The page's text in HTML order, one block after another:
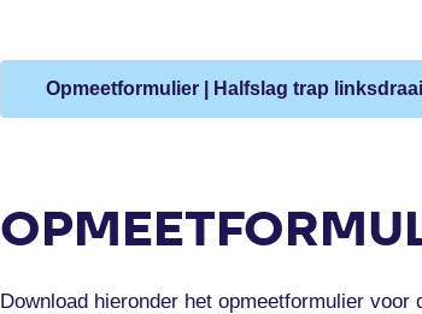
Opmeetformulier | Halfslag trap
Download hieronder het opmeetformulier